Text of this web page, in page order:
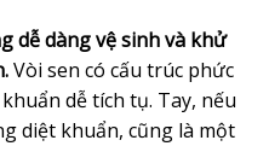
dễ dàng vệ sinh và khử
Vòi sen có cấu trúc phức
dễ tích tụ. Tay, nếu
diệt khuẩn, cũng là một